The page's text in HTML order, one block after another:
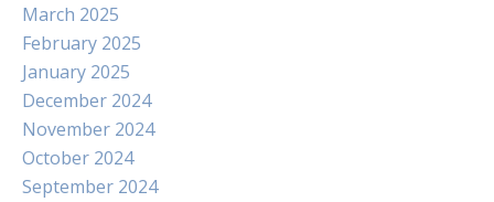
March 2025
February 2025
January 2025
December 2024
November 2024
October 2024
September 2024